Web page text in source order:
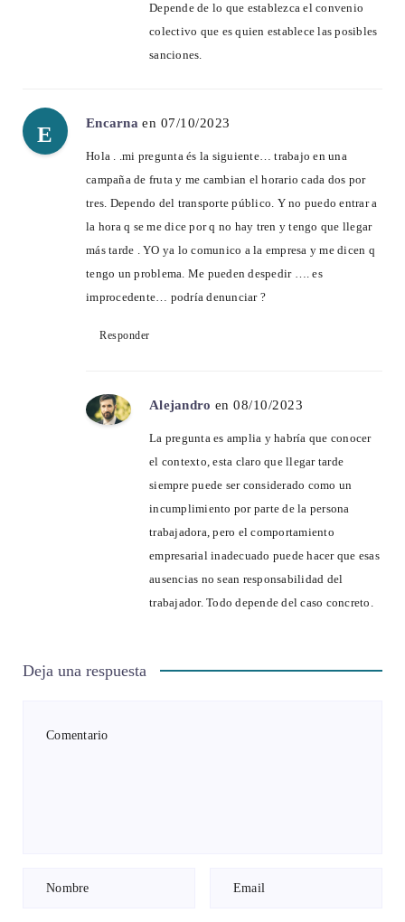
Depende de lo que establezca el convenio
colectivo que es quien establece las posibles
sanciones.
E Encarna en 07/10/2023
Hola . .mi pregunta és la siguiente… trabajo en una
campaña de fruta y me cambian el horario cada dos por
tres. Dependo del transporte público. Y no puedo entrar a
la hora q se me dice por q no hay tren y tengo que llegar
más tarde . YO ya lo comunico a la empresa y me dicen q
tengo un problema. Me pueden despedir …. es
improcedente… podría denunciar ?
Responder
Alejandro en 08/10/2023
La pregunta es amplia y habría que conocer
el contexto, esta claro que llegar tarde
siempre puede ser considerado como un
incumplimiento por parte de la persona
trabajadora, pero el comportamiento
empresarial inadecuado puede hacer que esas
ausencias no sean responsabilidad del
trabajador. Todo depende del caso concreto.
Deja una respuesta